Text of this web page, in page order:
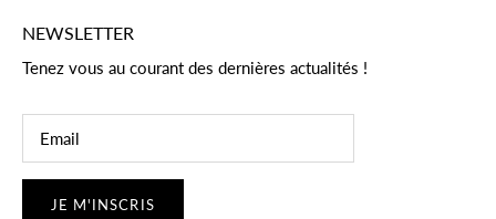
NEWSLETTER
Tenez vous au courant des dernières actualités !
JE M'INSCRIS